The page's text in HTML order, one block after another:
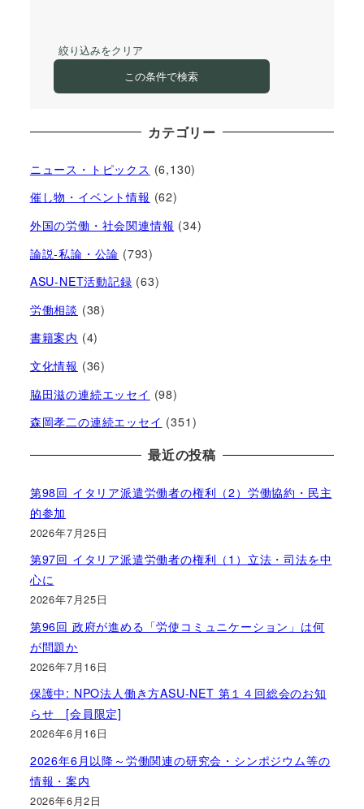
絞り込みをクリア
この条件で検索
カテゴリー
ニュース・トピックス (6,130)
催し物・イベント情報 (62)
外国の労働・社会関連情報 (34)
論説-私論・公論 (793)
ASU-NET活動記録 (63)
労働相談 (38)
書籍案内 (4)
文化情報 (36)
脇田滋の連続エッセイ (98)
森岡孝二の連続エッセイ (351)
最近の投稿
第98回 イタリア派遣労働者の権利（2）労働協約・民主
的参加
2026年7月25日
第97回 イタリア派遣労働者の権利（1）立法・司法を中
心に
2026年7月25日
第96回 政府が進める「労使コミュニケーション」は何
が問題か
2026年7月16日
保護中: NPO法人働き方ASU-NET 第１４回総会のお知
らせ [会員限定]
2026年6月16日
2026年6月以降～労働関連の研究会・シンポジウム等の
情報・案内
2026年6月2日